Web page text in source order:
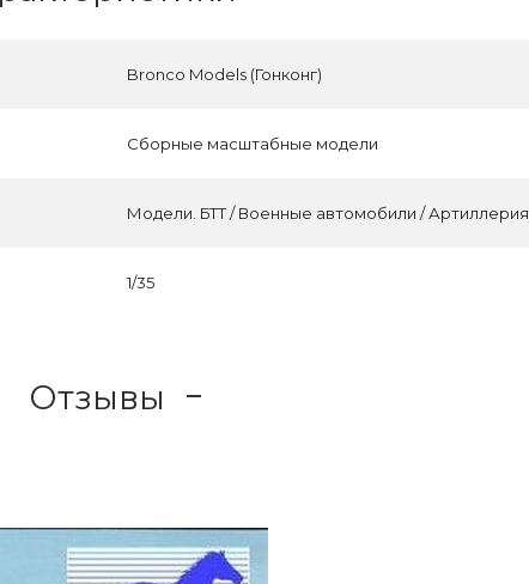
Bronco Models (Гонконг)
Сборные масштабные модели
Модели. БТТ / Военные автомобили / Артиллерия
1/35
Отзывы